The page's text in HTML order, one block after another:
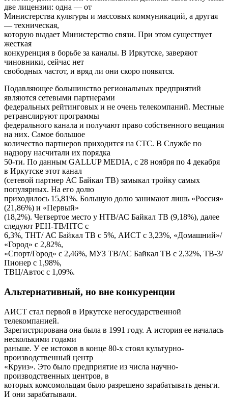
две лицензии: одна — от
Министерства культуры и массовых коммуникаций, а другая
— техническая,
которую выдает Министерство связи. При этом существует
жесткая
конкуренция в борьбе за каналы. В Иркутске, заверяют
чиновники, сейчас нет
свободных частот, и вряд ли они скоро появятся.
Подавляющее большинство региональных предприятий
являются сетевыми партнерами
федеральных рейтинговых и не очень телекомпаний. Местные
ретранслируют программы
федерального канала и получают право собственного вещания
на них. Самое большое
количество партнеров приходится на СТС. В Службе по
надзору насчитали их порядка
50-ти. По данным GALLUP MEDIA, с 28 ноября по 4 декабря
в Иркутске этот канал
(сетевой партнер АС Байкал ТВ) замыкал тройку самых
популярных. На его долю
приходилось 15,81%. Большую долю занимают лишь «Россия»
(21,86%) и «Первый»
(18,2%). Четвертое место у НТВ/АС Байкал ТВ (9,18%), далее
следуют РЕН-ТВ/НТС с
6,3%, ТНТ/ АС Байкал ТВ с 5%, АИСТ с 3,23%, «Домашний»/
«Город» с 2,82%,
«Спорт/Город» с 2,46%, МУЗ ТВ/АС Байкал ТВ с 2,32%, ТВ-3/
Пионер с 1,98%,
ТВЦ/Автос с 1,09%.
Альтернативный, но вне конкуренции
АИСТ стал первой в Иркутске негосударственной
телекомпанией.
Зарегистрирована она была в 1991 году. А история ее началась
несколькими годами
раньше. У ее истоков в конце 80-х стоял культурно-
производственный центр
«Круиз». Это было предприятие из числа научно-
производственных центров, в
которых комсомольцам было разрешено зарабатывать деньги.
И они зарабатывали.